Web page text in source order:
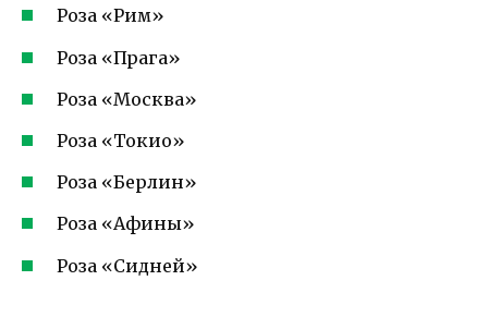
Роза «Рим»
Роза «Прага»
Роза «Москва»
Роза «Токио»
Роза «Берлин»
Роза «Афины»
Роза «Сидней»